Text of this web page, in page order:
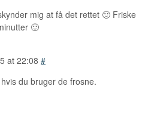
mig at få det rettet 🙂 Friske
🙂
at 22:08 #
du bruger de frosne.